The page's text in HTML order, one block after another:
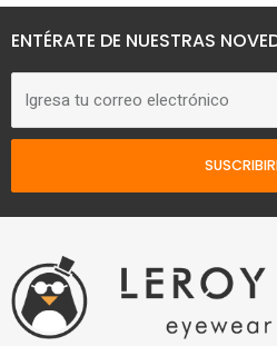
ENTÉRATE DE NUESTRAS
electrónico